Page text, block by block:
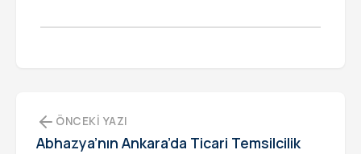
ÖNCEKI YAZI
Abhazya’nın Ankara’da Ticari Temsilcilik